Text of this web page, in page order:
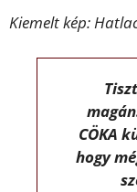
Kiemelt kép:
CÖKA
hogy